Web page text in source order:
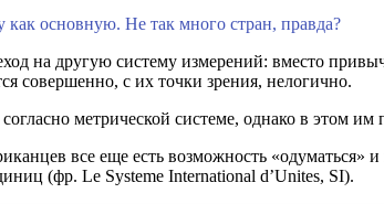
основную. Не так много стран, правда?
на другую систему измерений: вместо
совершенно, с их точки зрения, нелогично.
метрической системе, однако в этом
все еще есть возможность
(фр. Le Systeme International d’Unites, SI).